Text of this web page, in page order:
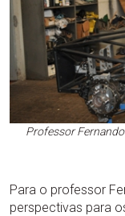
Professor
Para o professor
perspectivas para